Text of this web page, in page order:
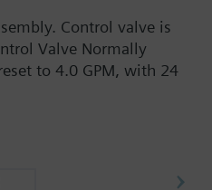
Control valve is
Valve Normally
to 4.0 GPM, with 24
side has Y-Strainer with
at 1". A pair of 18"